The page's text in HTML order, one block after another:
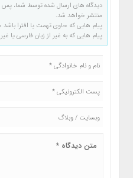
دیدگاه های ارسال شده توسط شما، پس
منتشر خواهد شد.
پیام هایی که حاوی تهمت یا افترا
پیام هایی که به غیر از زبان فارسی یا